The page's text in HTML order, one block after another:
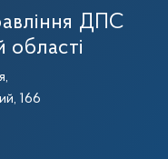
ДПС
області
166